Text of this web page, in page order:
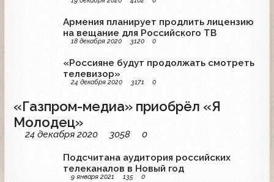
Армения планирует продлить лицензию
на вещание для Российского ТВ
18 декабря 2020 3120 0
«Россияне будут продолжать смотреть
телевизор»
24 декабря 2020 3171 0
«Газпром-медиа» приобрёл «Я
Молодец»
24 декабря 2020 3058 0
Подсчитана аудитория российских
телеканалов в Новый год
9 января 2021 135 0